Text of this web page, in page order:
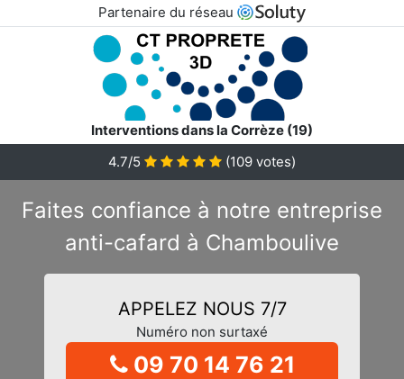
Partenaire du réseau
Interventions dans la Corrèze (19)
4.7/5
(109 votes)
Faites confiance à notre entreprise
anti-cafard à Chamboulive
APPELEZ NOUS 7/7
Numéro non surtaxé
09 70 14 76 21